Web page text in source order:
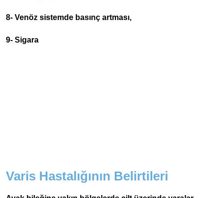
8- Venöz sistemde basınç artması,
9- Sigara
Varis Hastalığının Belirtileri